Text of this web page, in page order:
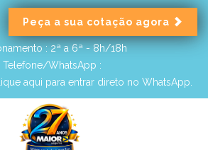
Peça a sua cotação agora
:2ª a 6ª - 8h/18h
Telefone/WhatsApp :
aqui para entrar direto no WhatsApp.